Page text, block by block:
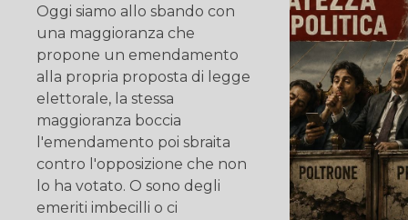
Oggi siamo allo sbando con
una maggioranza che
propone un emendamento
alla propria proposta di legge
elettorale, la stessa
maggioranza boccia
l'emendamento poi sbraita
contro l'opposizione che non
lo ha votato. O sono degli
emeriti imbecilli o ci